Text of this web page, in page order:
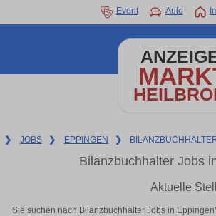
Event Auto
❯ JOBS ❯ EPPINGEN ❯
Bilanzbuchhalter Jobs
Aktuelle
Sie suchen nach Bilanzbuchhalter Jobs in